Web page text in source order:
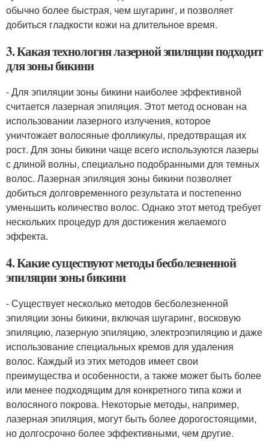
обычно более быстрая, чем шугаринг, и позволяет
добиться гладкости кожи на длительное время.
3. Какая технология лазерной эпиляции подходит
для зоны бикини
- Для эпиляции зоны бикини наиболее эффективной
считается лазерная эпиляция. Этот метод основан на
использовании лазерного излучения, которое
уничтожает волосяные фолликулы, предотвращая их
рост. Для зоны бикини чаще всего используются лазеры
с длиной волны, специально подобранными для темных
волос. Лазерная эпиляция зоны бикини позволяет
добиться долговременного результата и постепенно
уменьшить количество волос. Однако этот метод требует
нескольких процедур для достижения желаемого
эффекта.
4. Какие существуют методы бесболезненной
эпиляции зоны бикини
- Существует несколько методов бесболезненной
эпиляции зоны бикини, включая шугаринг, восковую
эпиляцию, лазерную эпиляцию, электроэпиляцию и даже
использование специальных кремов для удаления
волос. Каждый из этих методов имеет свои
преимущества и особенности, а также может быть более
или менее подходящим для конкретного типа кожи и
волосяного покрова. Некоторые методы, например,
лазерная эпиляция, могут быть более дорогостоящими,
но долгосрочно более эффективными, чем другие.